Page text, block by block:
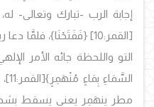
إجابة الرب -تبارك وتعالى- له،
[القمر:10]
{فَفَتَحْنَا}، فلمَّا دعا
التو واللحظة جائه الأمر
السَّمَاءِ بِمَاءٍ مُنْهَمِرٍ}
مطر ينهَمِر يعني يسقط